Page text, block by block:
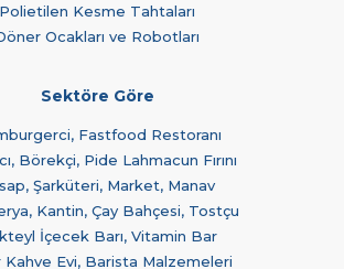
Polietilen Kesme Tahtaları
Ocakları ve Robotları
Sektöre Göre
Fastfood Restoranı
Börekçi, Pide Lahmacun Fırını
Şarküteri, Market, Manav
Kantin, Çay Bahçesi, Tostçu
İçecek Barı, Vitamin Bar
Kahve Evi, Barista Malzemeleri